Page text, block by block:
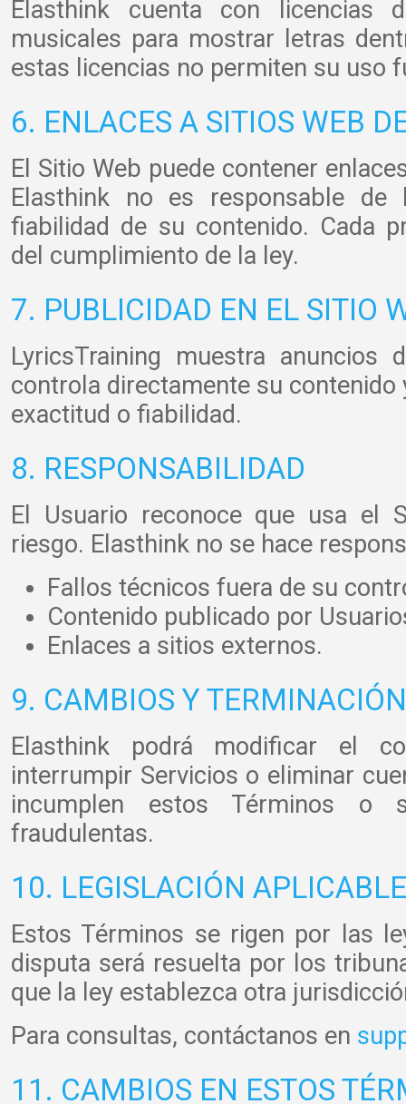
Elasthink cuenta con licencias
musicales para mostrar letras
estas licencias no permiten su uso
6. ENLACES A SITIOS WEB
El Sitio Web puede contener
Elasthink no es responsable de
fiabilidad de su contenido. Cada
del cumplimiento de la ley.
7. PUBLICIDAD EN EL SITIO
LyricsTraining muestra anuncios
controla directamente su contenido
exactitud o fiabilidad.
8. RESPONSABILIDAD
El Usuario reconoce que usa el
riesgo. Elasthink no se hace
Fallos técnicos fuera de su
Contenido publicado por
Enlaces a sitios externos.
9. CAMBIOS Y
Elasthink podrá modificar el
interrumpir Servicios o eliminar
incumplen estos Términos o
fraudulentas.
10. LEGISLACIÓN APLICABLE
Estos Términos se rigen por las
disputa será resuelta por los
que la ley establezca otra
Para consultas, contáctanos en
11. CAMBIOS EN ESTOS